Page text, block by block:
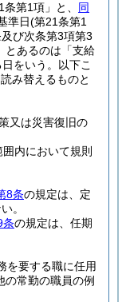
第1項」と、 同
準日(第21条第1
び次条第3項第3
とあるのは「支給
をいう。以下こ
読み替えるものと
又は災害復旧の
内において規則
8条の規定は、定
。
条の規定は、任期
を要する職に任用
の常勤の職員の例